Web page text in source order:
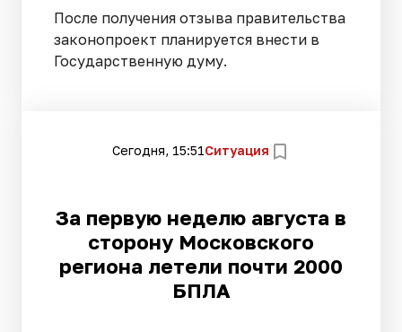
После получения отзыва правительства
законопроект планируется внести в
Государственную думу.
Сегодня, 15:51Ситуация
За первую неделю августа в
сторону Московского
региона летели почти 2000
БПЛА